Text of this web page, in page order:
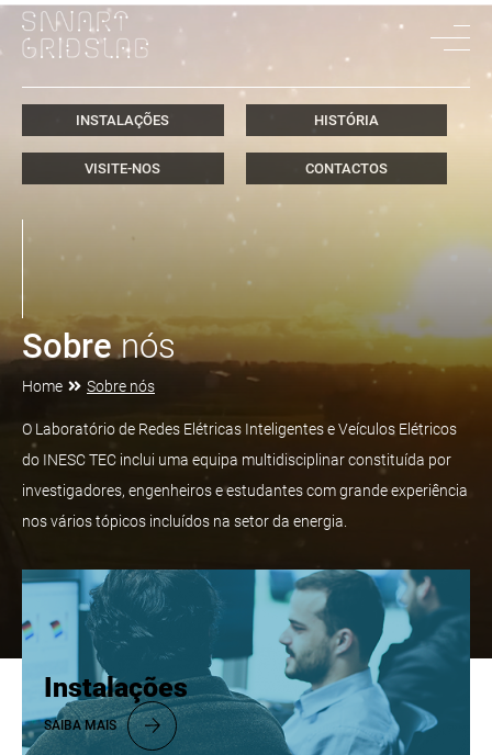
INSTALAÇÕES HISTÓRIA
VISITE-NOS CONTACTOS
Sobre nós
Home Sobre nós
O Laboratório de Redes Elétricas Inteligentes e Veículos Elétricos
do INESC TEC inclui uma equipa multidisciplinar constituída por
investigadores, engenheiros e estudantes com grande experiência
nos vários tópicos incluídos na setor da energia.
Instalações
SAIBA MAIS